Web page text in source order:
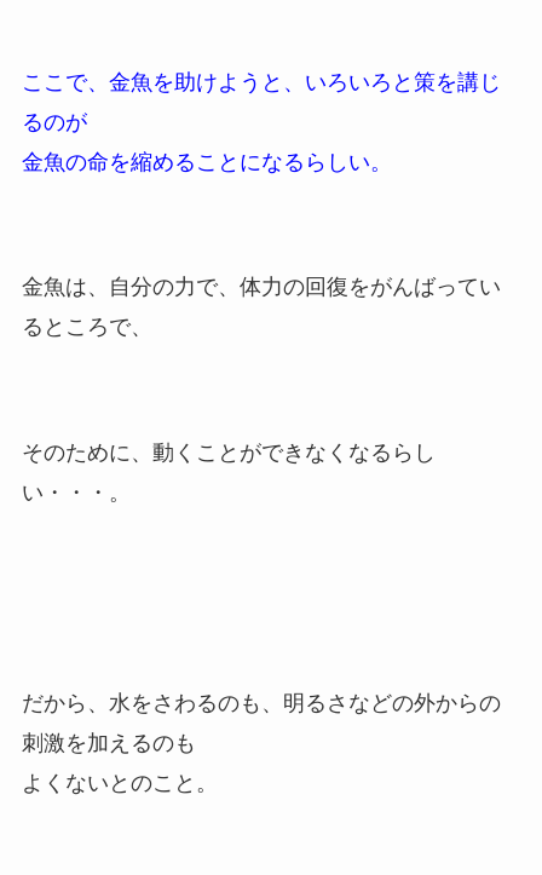
ここで、金魚を助けようと、いろいろと策を講じ
るのが
金魚の命を縮めることになるらしい。
金魚は、自分の力で、体力の回復をがんばってい
るところで、
そのために、動くことができなくなるらし
い・・・。
だから、水をさわるのも、明るさなどの外からの
刺激を加えるのも
よくないとのこと。